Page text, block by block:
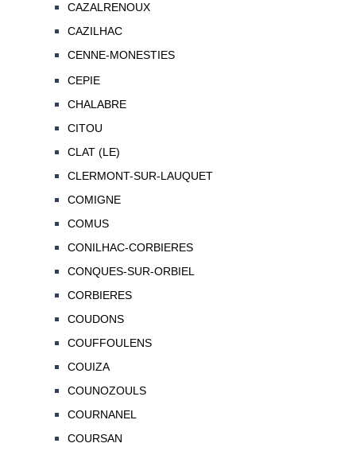
CAZALRENOUX
CAZILHAC
CENNE-MONESTIES
CEPIE
CHALABRE
CITOU
CLAT (LE)
CLERMONT-SUR-LAUQUET
COMIGNE
COMUS
CONILHAC-CORBIERES
CONQUES-SUR-ORBIEL
CORBIERES
COUDONS
COUFFOULENS
COUIZA
COUNOZOULS
COURNANEL
COURSAN